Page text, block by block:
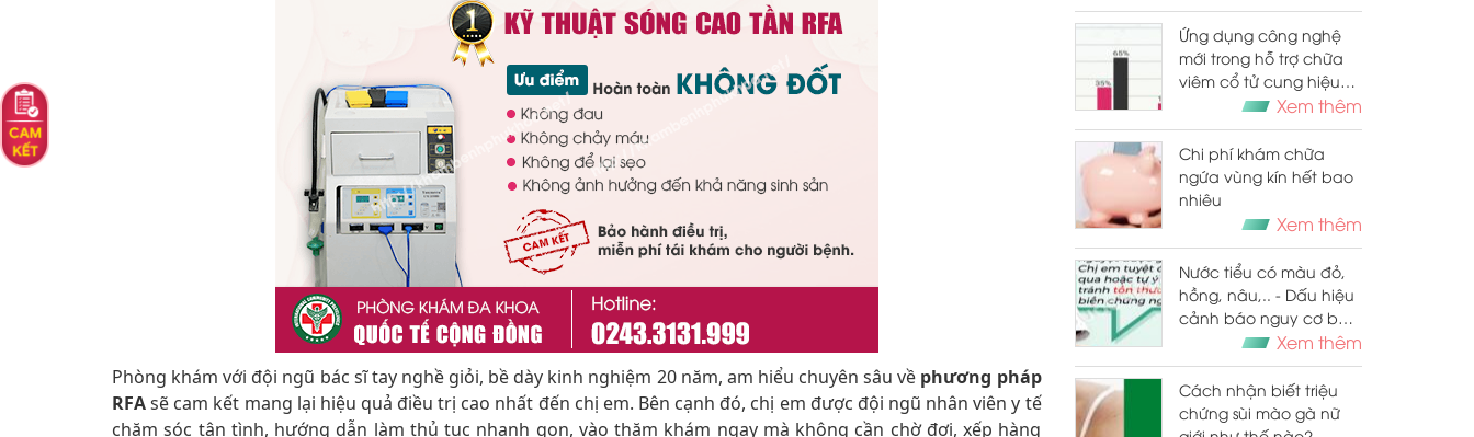
Phòng khám với đội ngũ bác sĩ tay nghề giỏi, bề dày kinh nghiệm 20 năm, am hiểu chuyên sâu về phương pháp
RFAsẽ cam kết mang lại hiệu quả điều trị cao nhất đến chị em. Bên cạnh đó, chị em được đội ngũ nhân viên y tế
chăm sóc tận tình, hướng dẫn làm thủ tục nhanh gọn, vào thăm khám ngay mà không cần chờ đợi, xếp hàng
Ứng dụng công nghệ
mới trong hỗ trợ chữa
viêm cổ tử cung hiệu
Xem thêm
Chi phí khám chữa
ngứa vùng kín hết bao
nhiêu
Xem thêm
Nước tiểu có màu đỏ,
hồng, nâu,.. - Dấu hiệu
cảnh báo nguy cơ bất
thường về sức khỏe
Xem thêm
Cách nhận biết triệu
chứng sùi mào gà nữ